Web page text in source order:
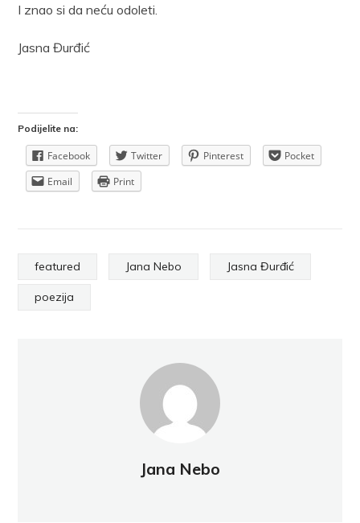
I znao si da neću odoleti.
Jasna Đurđić
Podijelite na:
Facebook Twitter Pinterest
Pocket
Email
Print
featured Jana Nebo Jasna Đurđić
poezija
Jana Nebo